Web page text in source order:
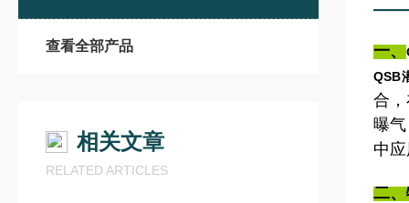
查看全部产品
相关文章
RELATED ARTICLES
一、
QSB
合
曝
中
二、